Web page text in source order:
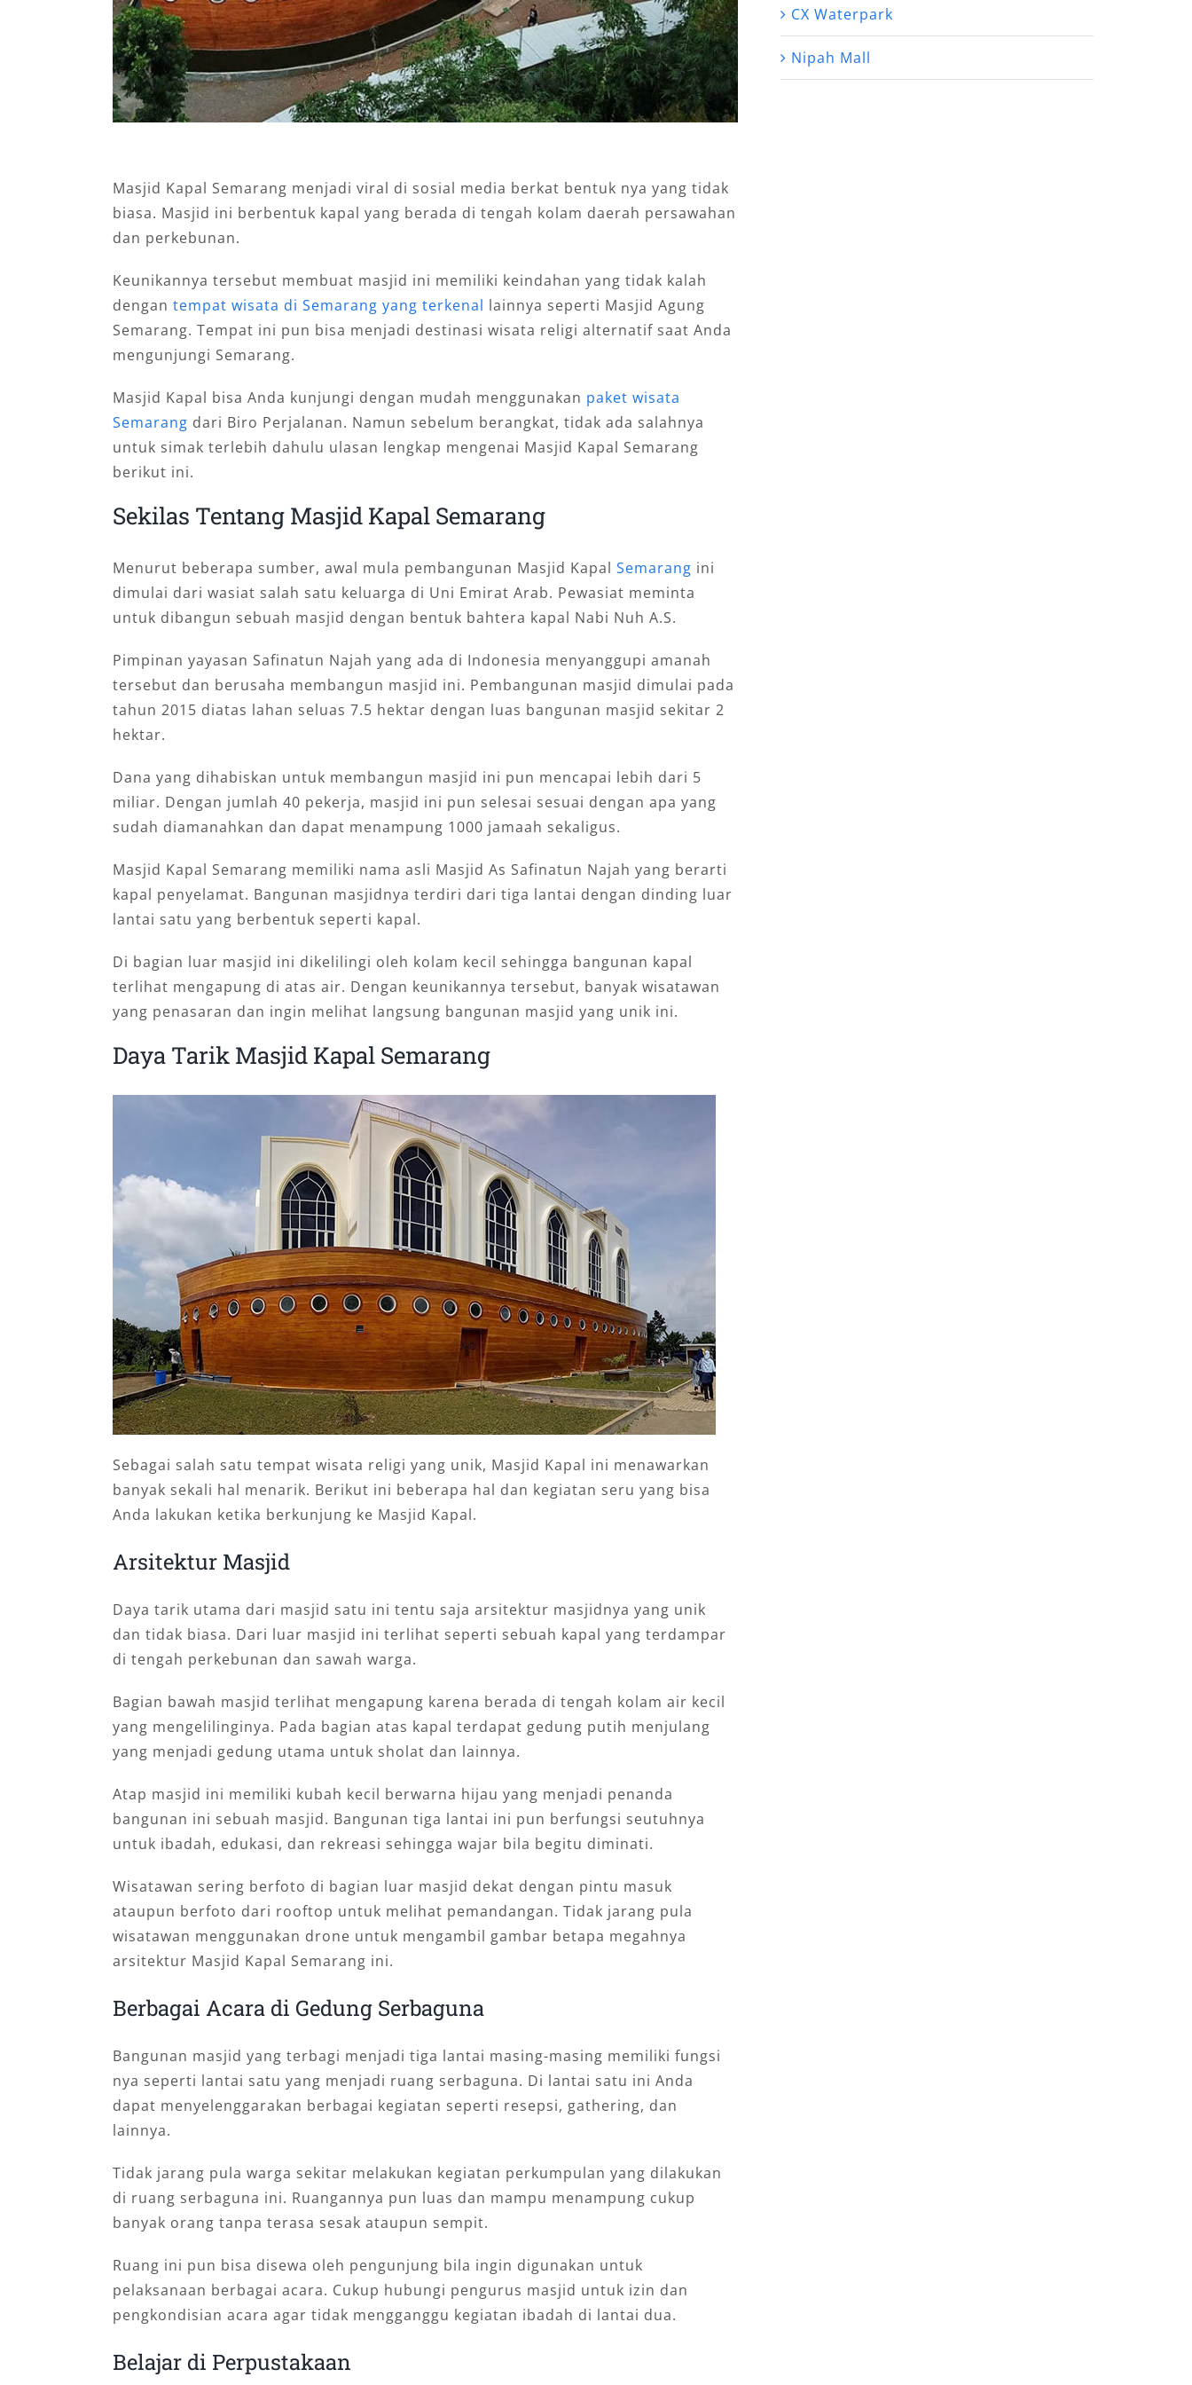
Masjid Kapal Semarang menjadi viral di sosial media berkat bentuk nya yang tidak
biasa. Masjid ini berbentuk kapal yang berada di tengah kolam daerah persawahan
dan perkebunan.
Keunikannya tersebut membuat masjid ini memiliki keindahan yang tidak kalah
dengan tempat wisata di Semarang yang terkenal lainnya seperti Masjid Agung
Semarang. Tempat ini pun bisa menjadi destinasi wisata religi alternatif saat Anda
mengunjungi Semarang.
Masjid Kapal bisa Anda kunjungi dengan mudah menggunakan paket wisata
Semarang dari Biro Perjalanan. Namun sebelum berangkat, tidak ada salahnya
untuk simak terlebih dahulu ulasan lengkap mengenai Masjid Kapal Semarang
berikut ini.
Sekilas Tentang Masjid Kapal Semarang
Menurut beberapa sumber, awal mula pembangunan Masjid Kapal Semarang ini
dimulai dari wasiat salah satu keluarga di Uni Emirat Arab. Pewasiat meminta
untuk dibangun sebuah masjid dengan bentuk bahtera kapal Nabi Nuh A.S.
Pimpinan yayasan Safinatun Najah yang ada di Indonesia menyanggupi amanah
tersebut dan berusaha membangun masjid ini. Pembangunan masjid dimulai pada
tahun 2015 diatas lahan seluas 7.5 hektar dengan luas bangunan masjid sekitar 2
hektar.
Dana yang dihabiskan untuk membangun masjid ini pun mencapai lebih dari 5
miliar. Dengan jumlah 40 pekerja, masjid ini pun selesai sesuai dengan apa yang
sudah diamanahkan dan dapat menampung 1000 jamaah sekaligus.
Masjid Kapal Semarang memiliki nama asli Masjid As Safinatun Najah yang berarti
kapal penyelamat. Bangunan masjidnya terdiri dari tiga lantai dengan dinding luar
lantai satu yang berbentuk seperti kapal.
Di bagian luar masjid ini dikelilingi oleh kolam kecil sehingga bangunan kapal
terlihat mengapung di atas air. Dengan keunikannya tersebut, banyak wisatawan
yang penasaran dan ingin melihat langsung bangunan masjid yang unik ini.
Daya Tarik Masjid Kapal Semarang
Sebagai salah satu tempat wisata religi yang unik, Masjid Kapal ini menawarkan
banyak sekali hal menarik. Berikut ini beberapa hal dan kegiatan seru yang bisa
Anda lakukan ketika berkunjung ke Masjid Kapal.
Arsitektur Masjid
Daya tarik utama dari masjid satu ini tentu saja arsitektur masjidnya yang unik
dan tidak biasa. Dari luar masjid ini terlihat seperti sebuah kapal yang terdampar
di tengah perkebunan dan sawah warga.
Bagian bawah masjid terlihat mengapung karena berada di tengah kolam air kecil
yang mengelilinginya. Pada bagian atas kapal terdapat gedung putih menjulang
yang menjadi gedung utama untuk sholat dan lainnya.
Atap masjid ini memiliki kubah kecil berwarna hijau yang menjadi penanda
bangunan ini sebuah masjid. Bangunan tiga lantai ini pun berfungsi seutuhnya
untuk ibadah, edukasi, dan rekreasi sehingga wajar bila begitu diminati.
Wisatawan sering berfoto di bagian luar masjid dekat dengan pintu masuk
ataupun berfoto dari rooftop untuk melihat pemandangan. Tidak jarang pula
wisatawan menggunakan drone untuk mengambil gambar betapa megahnya
arsitektur Masjid Kapal Semarang ini.
Berbagai Acara di Gedung Serbaguna
Bangunan masjid yang terbagi menjadi tiga lantai masing-masing memiliki fungsi
nya seperti lantai satu yang menjadi ruang serbaguna. Di lantai satu ini Anda
dapat menyelenggarakan berbagai kegiatan seperti resepsi, gathering, dan
lainnya.
Tidak jarang pula warga sekitar melakukan kegiatan perkumpulan yang dilakukan
di ruang serbaguna ini. Ruangannya pun luas dan mampu menampung cukup
banyak orang tanpa terasa sesak ataupun sempit.
Ruang ini pun bisa disewa oleh pengunjung bila ingin digunakan untuk
pelaksanaan berbagai acara. Cukup hubungi pengurus masjid untuk izin dan
pengkondisian acara agar tidak mengganggu kegiatan ibadah di lantai dua.
Belajar di Perpustakaan
CX Waterpark
Nipah Mall